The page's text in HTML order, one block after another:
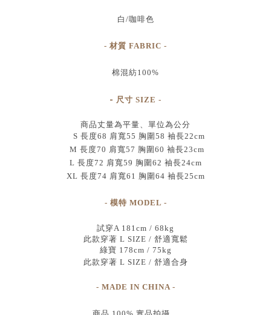
白/咖啡色
- 材質 FABRIC -
棉混紡100%
- 尺寸 SIZE -
商品丈量為平量、單位為公分
S 長度68 肩寬55 胸圍58 袖長22cm
M 長度70 肩寬57 胸圍60 袖長23cm
L 長度72 肩寬59 胸圍62 袖長24cm
XL 長度74 肩寬61 胸圍64 袖長25cm
- 模特 MODEL -
試穿A 181cm / 68kg
此款穿著 L SIZE / 舒適寬鬆
綠寶 178cm / 75kg
此款穿著 L SIZE / 舒適合身
- MADE IN CHINA -